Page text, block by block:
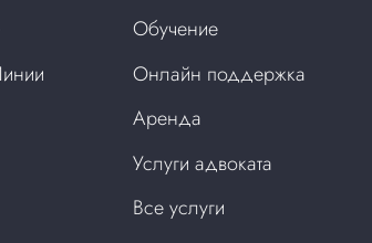
Обучение
Онлайн поддержка
Аренда
Услуги адвоката
Все услуги